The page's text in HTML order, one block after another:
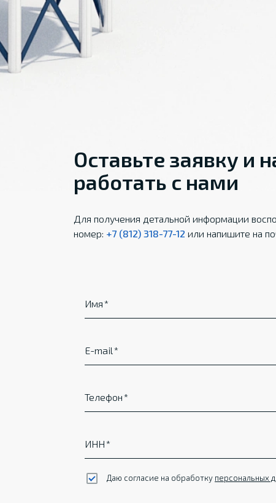
Оставьте заявку и
работать с нами
Для получения детальной информации
номер: +7 (812) 318-77-12 или напишите на
Имя
E-mail
Телефон
ИНН
Даю согласие на обработку персональных